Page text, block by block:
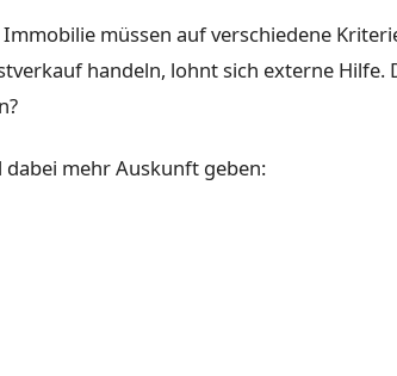
müssen auf verschiedene
handeln, lohnt sich externe Hilfe.
dabei mehr Auskunft geben: